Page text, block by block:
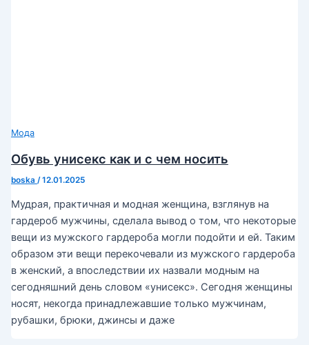
Мода
Обувь унисекс как и с чем носить
boska /12.01.2025
Мудрая, практичная и модная женщина, взглянув на
гардероб мужчины, сделала вывод о том, что некоторые
вещи из мужского гардероба могли подойти и ей. Таким
образом эти вещи перекочевали из мужского гардероба
в женский, а впоследствии их назвали модным на
сегодняшний день словом «унисекс». Сегодня женщины
носят, некогда принадлежавшие только мужчинам,
рубашки, брюки, джинсы и даже